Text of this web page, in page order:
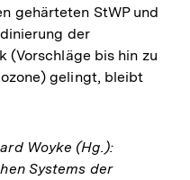
gehärteten StWP und
der
(Vorschläge bis hin zu
gelingt, bleibt
Woyke (Hg.):
Systems der